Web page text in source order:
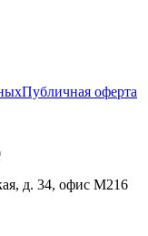
Публичная оферта
д. 34, офис М216